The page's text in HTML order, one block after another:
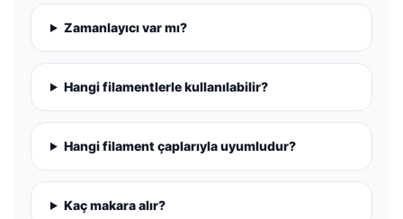
Zamanlayıcı var mı?
Hangi filamentlerle kullanılabilir?
Hangi filament çaplarıyla uyumludur?
Kaç makara alır?